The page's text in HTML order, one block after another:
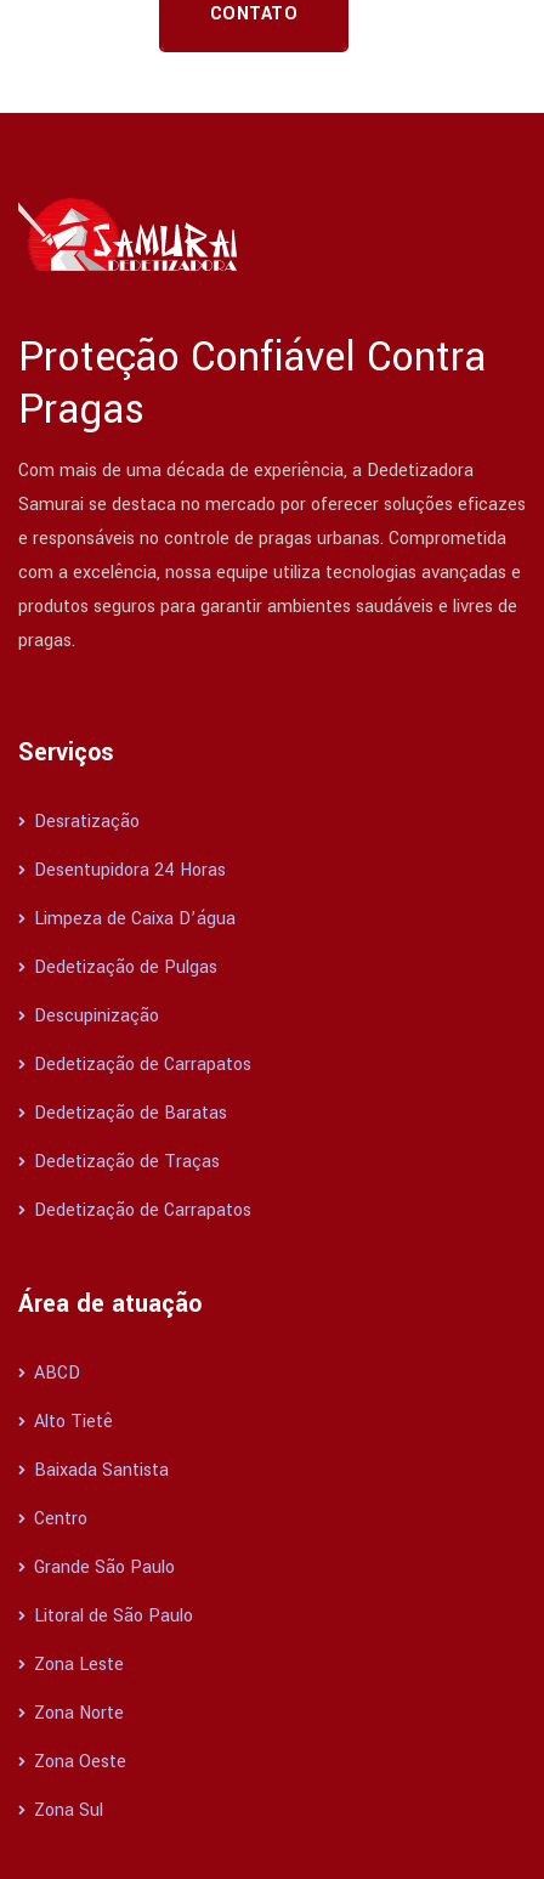
CONTATO
Proteção Confiável Contra
Pragas
Com mais de uma década de experiência, a Dedetizadora
Samurai se destaca no mercado por oferecer soluções eficazes
e responsáveis no controle de pragas urbanas. Comprometida
com a excelência, nossa equipe utiliza tecnologias avançadas e
produtos seguros para garantir ambientes saudáveis e livres de
pragas.
Serviços
Desratização
Desentupidora 24 Horas
Limpeza de Caixa D’água
Dedetização de Pulgas
Descupinização
Dedetização de Carrapatos
Dedetização de Baratas
Dedetização de Traças
Dedetização de Carrapatos
Área de atuação
ABCD
Alto Tietê
Baixada Santista
Centro
Grande São Paulo
Litoral de São Paulo
Zona Leste
Zona Norte
Zona Oeste
Zona Sul